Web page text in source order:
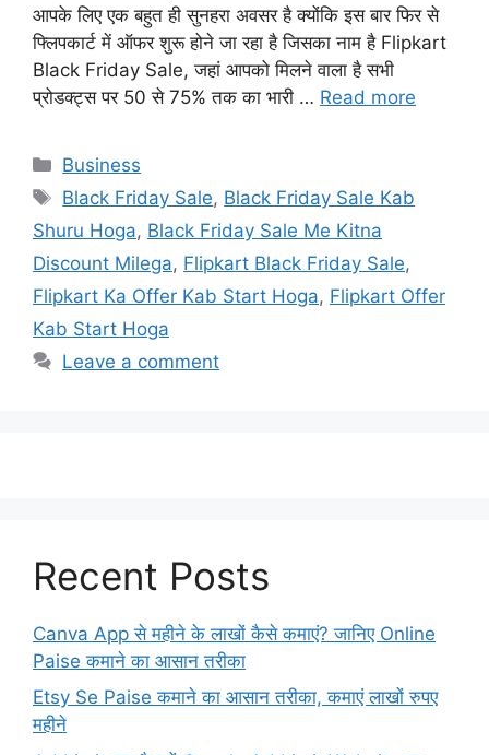
आपके लिए एक बहुत ही सुनहरा अवसर है क्योंकि इस बार फिर से
फ्लिपकार्ट में ऑफर शुरू होने जा रहा है जिसका नाम है Flipkart
Black Friday Sale, जहां आपको मिलने वाला है सभी
प्रोडक्ट्स पर 50 से 75% तक का भारी … Read more
Categories
Business
Tags
Black Friday Sale, Black Friday Sale Kab
Shuru Hoga, Black Friday Sale Me Kitna
Discount Milega, Flipkart Black Friday Sale,
Flipkart Ka Offer Kab Start Hoga, Flipkart Offer
Kab Start Hoga
Leave a comment
Recent Posts
Canva App से महीने के लाखों कैसे कमाएं? जानिए Online
Paise कमाने का आसान तरीका
Etsy Se Paise कमाने का आसान तरीका, कमाएं लाखों रुपए
महीने